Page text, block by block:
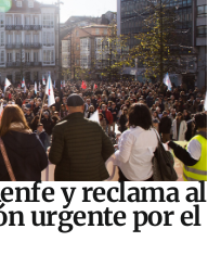
y reclama al
urgente por el